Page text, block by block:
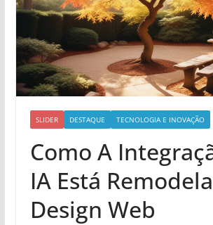
SLIDER DESTAQUE TECNOLOGIA E INOVAÇÃO
Como A
IA Está
Design Web